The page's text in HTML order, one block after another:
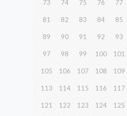
73 74 75 76 77
81 82 83 84 85
89 90 91 92 93
97 98 99 100 101
105 106 107 108 109
113 114 115 116 117
121 122 123 124 125